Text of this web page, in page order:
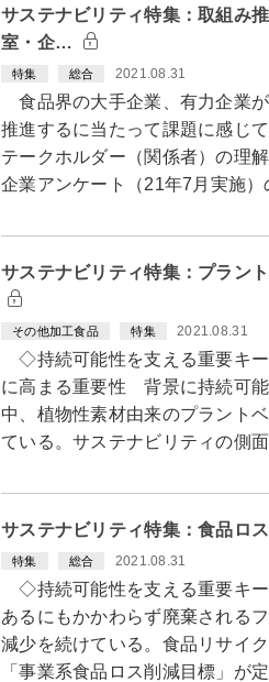
サステナビリティ特集：取組み
室・企…
特集 総合 2021.08.31
食品界の大手企業、有力企業
推進するに当たって課題に感じ
テークホルダー（関係者）の理
企業アンケート（21年7月実施
サステナビリティ特集：プラン
その他加工食品 特集 2021.08.31
◇持続可能性を支える重要キ
に高まる重要性 背景に持続可
中、植物性素材由来のプラント
ている。サステナビリティの側
サステナビリティ特集：食品ロ
特集 総合 2021.08.31
◇持続可能性を支える重要キ
あるにもかかわらず廃棄される
減少を続けている。食品リサイ
「事業系食品ロス削減目標」が